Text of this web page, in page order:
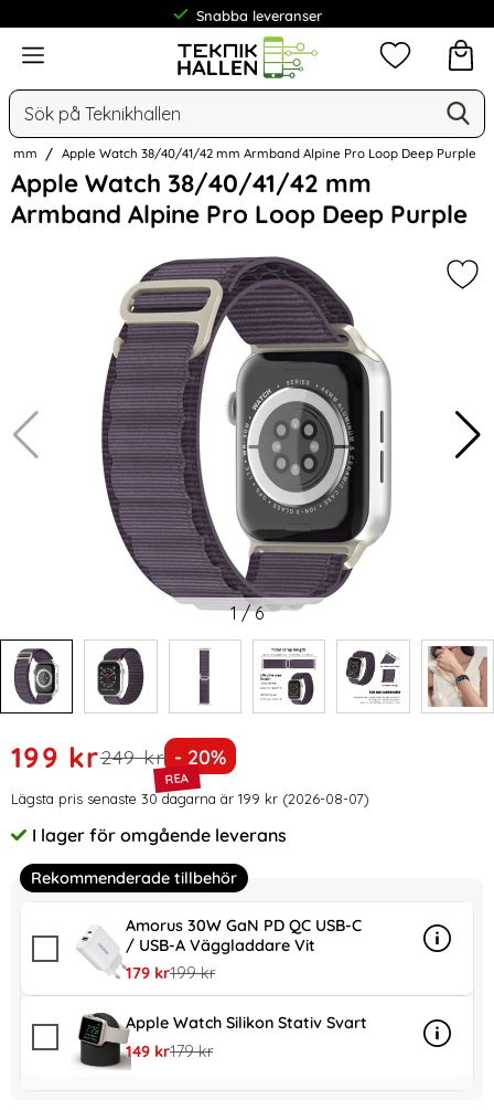
Frakt från 19 kr
Meny
Sök
Mina
mm Apple Watch 38/40/41/42 mm Armband Alpine Pro Loop Deep Purple
Apple Watch 38/40/41/42 mm
Armband Alpine Pro Loop Deep Purple
Hoppa
över
Bilder
1/6
Handla denna produkt Apple Watch 38/40/41/42 mm
rea pris
199 krtidigare pris
249 kr Priset är nedsatt med
- 20%
Prishistorik
Lägsta pris senaste 30 dagarna är 199 kr (2026-08-07)
Tillgänglighet:
I lager för omgående leverans
Rekommenderade tillbehör
Amorus 30W GaN PD QC USB-C
/ USB-A Väggladdare Vit
rea pris
179 krtidigare pris
199 kr
Info
mer
Apple Watch Silikon Stativ Svart
rea pris
149 krtidigare pris
179 kr Info
mer